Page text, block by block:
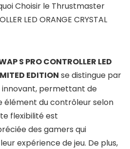
Choisir le Thrustmaster
LED ORANGE CRYSTAL
S PRO CONTROLLER LED
EDITION se distingue par
innovant, permettant de
élément du contrôleur selon
flexibilité est
des gamers qui
expérience de jeu. De plus,